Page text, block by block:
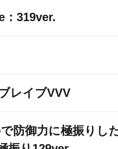
：319ver.
レイブVVV
防御力に極振りし